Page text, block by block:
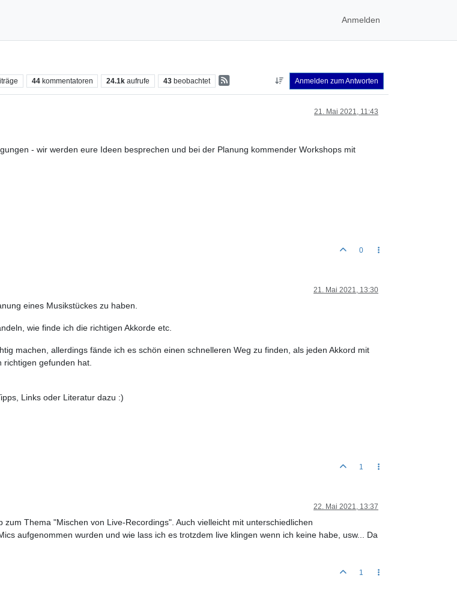
Anmelden
44 kommentatoren 24.1k aufrufe 43 beobachtet Anmelden zum Antworten
21. Mai 2021, 11:43
- wir werden eure Ideen besprechen und bei der Planung kommender Workshops mit
0
21. Mai 2021, 13:30
eines Musikstückes zu haben.
wie finde ich die richtigen Akkorde etc.
machen, allerdings fände ich es schön einen schnelleren Weg zu finden, als jeden Akkord mit
gefunden hat.
Links oder Literatur dazu :)
1
22. Mai 2021, 13:37
Thema "Mischen von Live-Recordings". Auch vielleicht mit unterschiedlichen
aufgenommen wurden und wie lass ich es trotzdem live klingen wenn ich keine habe, usw... Da
1